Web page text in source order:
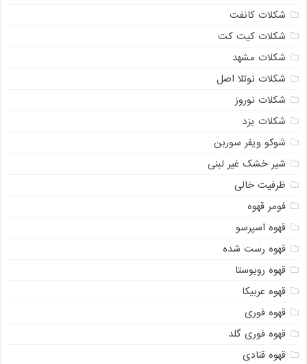
شکلات کانفت
شکلات کیت کت
شکلات مشهد
شکلات نوتلا اصل
شکلات نوروز
شکلات یزد
شوکو ویفر سوربن
شیر خشک غیر لبنی
ظرفیت خالی
فومر قهوه
قهوه اسپرسو
قهوه رست شده
قهوه روبوستا
قهوه عربیکا
قهوه فوری
قهوه فوری گلد
قهوه قنادی